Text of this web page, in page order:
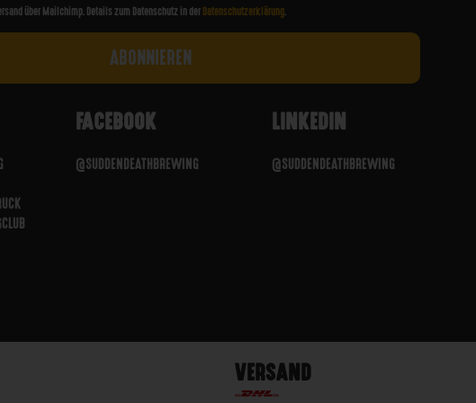
über Mailchimp. Details zum Datenschutz in der Datenschutzerklärung
FACEBOOK
@SUDDENDEATHBREWING
LINKEDIN
@SUDDENDEATHBREWING
VERSAND